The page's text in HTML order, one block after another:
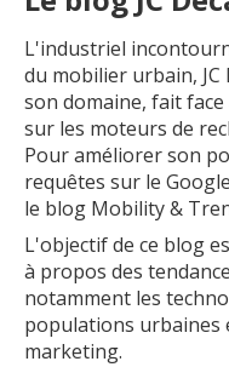
L'industriel
du mobilier urbain, JC
son domaine, fait
sur les moteurs de
Pour améliorer son
requêtes sur le
le blog Mobility &
L'objectif de ce blog
à propos des
notamment les
populations urbaines
marketing.